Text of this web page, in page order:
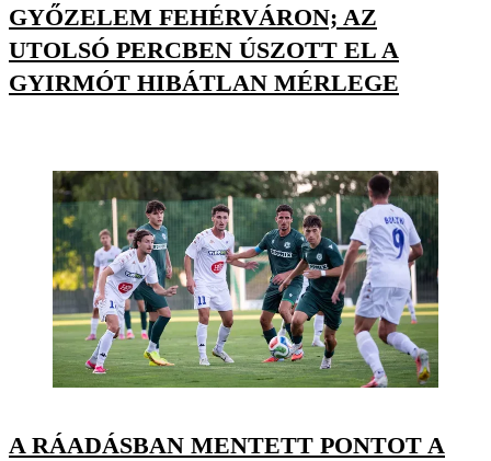
GYŐZELEM FEHÉRVÁRON; AZ
UTOLSÓ PERCBEN ÚSZOTT EL A
GYIRMÓT HIBÁTLAN MÉRLEGE
A RÁADÁSBAN MENTETT PONTOT A